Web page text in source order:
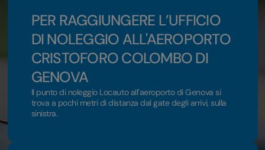
PER RAGGIUNGERE L’UFFICIO
DI NOLEGGIO ALL'AEROPORTO
CRISTOFORO COLOMBO DI
GENOVA
Il punto di noleggio Locauto all’aeroporto di Genova si
trova a pochi metri di distanza dal gate degli arrivi, sulla
sinistra.